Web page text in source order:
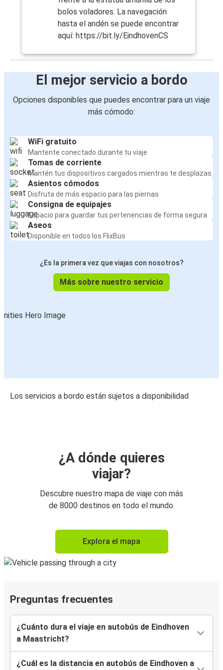
bolos voladores. La navegación
hasta el andén se puede encontrar
aquí: https://bit.ly/EindhovenCS
El mejor servicio a bordo
Opciones disponibles que puedes encontrar para un viaje
más cómodo:
WiFi gratuito
Mantente conectado durante tu viaje
Tomas de corriente
Mantén tus dispositivos cargados mientras te desplazas
Asientos cómodos
Disfruta de más espacio para las piernas
Consigna de equipajes
Espacio para guardar tus pertenencias de forma segura
Aseos
Disponible en todos los FlixBus
¿Es la primera vez que viajas con nosotros?
Más sobre nuestro servicio
Los servicios a bordo están sujetos a disponibilidad
¿A dónde quieres
viajar?
Descubre nuestro mapa de viaje con más
de 8000 destinos en todo el mundo.
Explora el mapa
Preguntas frecuentes
¿Cuánto dura el viaje en autobús de Eindhoven
a Maastricht?
¿Cuál es la distancia en autobús de Eindhoven a